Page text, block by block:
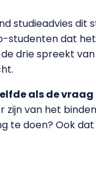
studieadvies dit
studenten dat
drie spreekt
als de vraag
van het
te doen? Ook